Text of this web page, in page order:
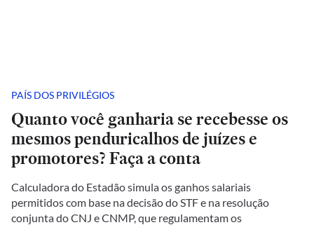
PAÍS DOS PRIVILÉGIOS
Quanto você ganharia se recebesse os
mesmos penduricalhos de juízes e
promotores? Faça a conta
Calculadora do Estadão simula os ganhos salariais
permitidos com base na decisão do STF e na resolução
conjunta do CNJ e CNMP, que regulamentam os